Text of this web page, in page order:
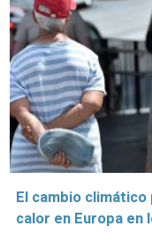
El cambio
calor en Europa en